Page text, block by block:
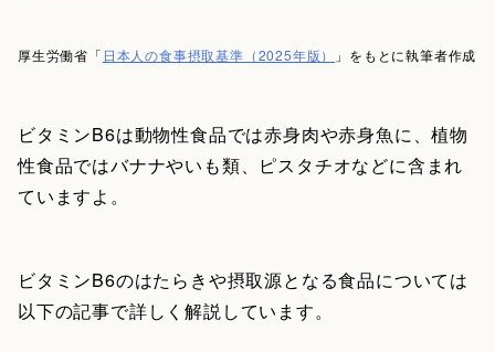
厚生労働省「 日本人の食事摂取基準（2025年版） 」をもとに執筆者作成
ビタミンB6は動物性食品では赤身肉や赤身魚に、植物
性食品ではバナナやいも類、ピスタチオなどに含まれ
ていますよ。
ビタミンB6のはたらきや摂取源となる食品については
以下の記事で詳しく解説しています。